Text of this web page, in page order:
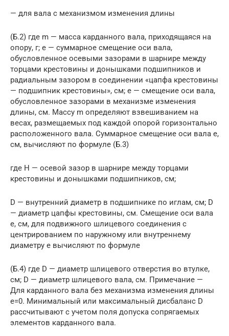
— для вала с механизмом изменения длины
(Б.2) где m — масса карданного вала, приходящаяся на
опору, г; e — суммарное смещение оси вала,
обусловленное осевыми зазорами в шарнире между
торцами крестовины и донышками подшипников и
радиальным зазором в соединении «цапфа крестовины
— подшипник крестовины», см; e — смещение оси вала,
обусловленное зазорами в механизме изменения
длины, см. Массу m определяют взвешиванием на
весах, размещаемых под каждой опорой горизонтально
расположенного вала. Суммарное смещение оси вала e,
см, вычисляют по формуле (Б.3)
где H — осевой зазор в шарнире между торцами
крестовины и донышками подшипников, см;
D — внутренний диаметр в подшипнике по иглам, см; D
— диаметр цапфы крестовины, см. Смещение оси вала
e, см, для подвижного шлицевого соединения с
центрированием по наружному или внутреннему
диаметру e вычисляют по формуле
(Б.4) где D — диаметр шлицевого отверстия во втулке,
см; D — диаметр шлицевого вала, см. Примечание —
Для карданного вала без механизма изменения длины
e=0. Минимальный или максимальный дисбаланс D
рассчитывают с учетом поля допуска сопрягаемых
элементов карданного вала.